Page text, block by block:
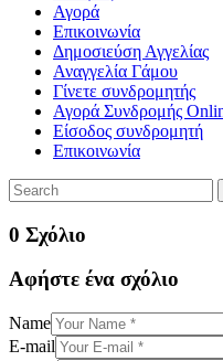
Αγορά
Επικοινωνία
Δημοσιεύση Αγγελίας
Αναγγελία Γάμου
Γίνετε συνδρομητής
Αγορά Συνδρομής
Είσοδος συνδρομητή
Επικοινωνία
0 Σχόλιο
Αφήστε ένα σχόλιο
Name
E-mail